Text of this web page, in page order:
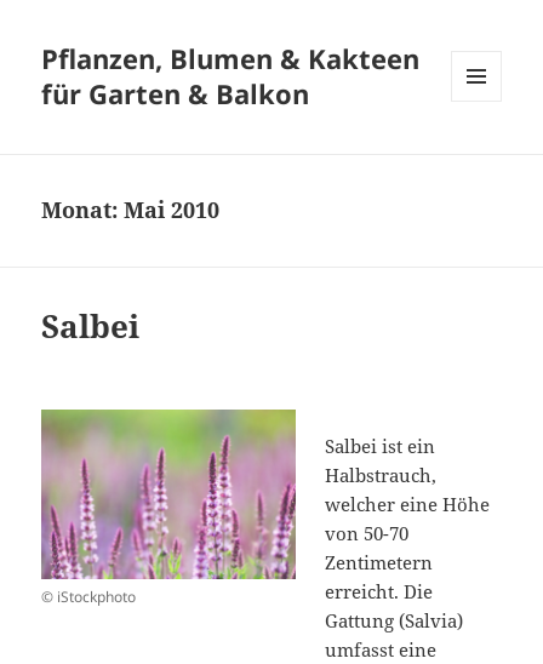
Pflanzen, Blumen & Kakteen
für Garten & Balkon
Monat:Mai 2010
Salbei
© iStockphoto
Salbei ist ein
Halbstrauch,
welcher eine Höhe
von 50-70
Zentimetern
erreicht. Die
Gattung (Salvia)
umfasst eine